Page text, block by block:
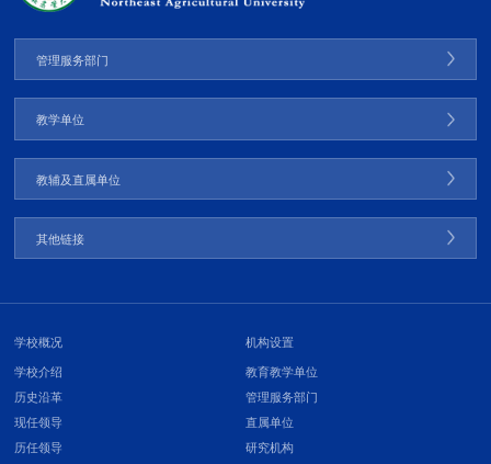
管理服务部门
教学单位
教辅及直属单位
其他链接
学校概况
学校介绍
历史沿革
现任领导
历任领导
机构设置
教育教学单位
管理服务部门
直属单位
研究机构